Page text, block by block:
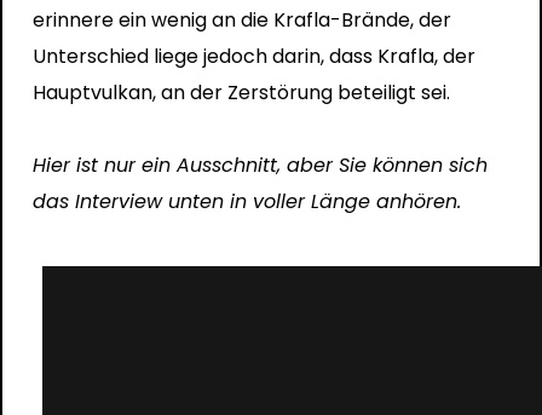
erinnere ein wenig an die Krafla-Brände, der
Unterschied liege jedoch darin, dass Krafla, der
Hauptvulkan, an der Zerstörung beteiligt sei.
Hier ist nur ein Ausschnitt, aber Sie können sich
das Interview unten in voller Länge anhören.